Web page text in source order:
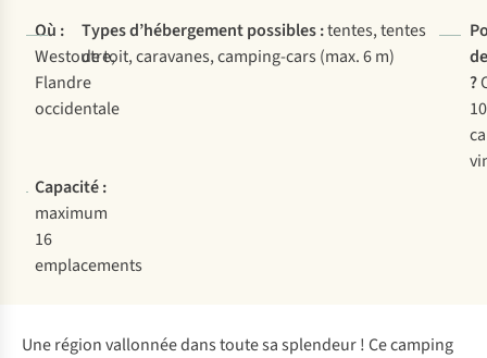
Où :
Westoutre,
Flandre
occidentale
Types d’hébergement possibles :tentes, tentes
de toit, caravanes, camping-cars (max. 6 m)
?
10
Capacité :
maximum
16
emplacements
Une région vallonnée dans toute sa splendeur ! Ce camping